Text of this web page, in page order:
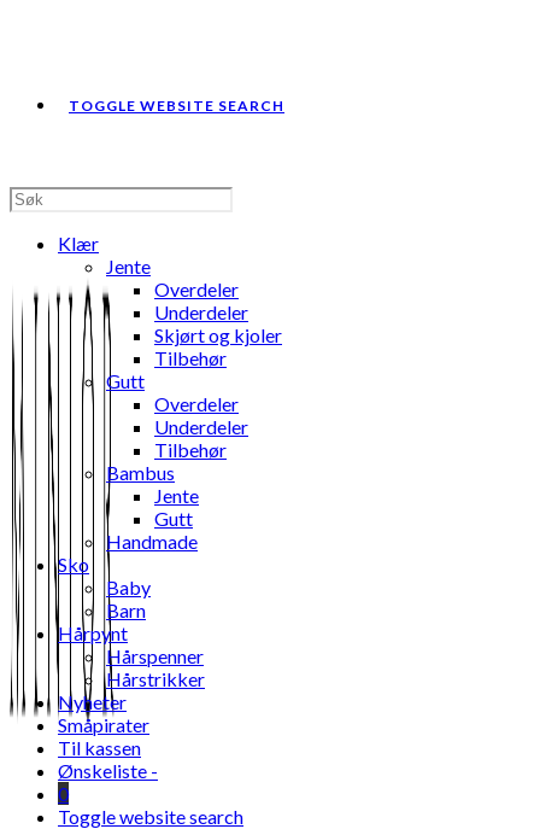
TOGGLE WEBSITE SEARCH
Klær
Jente
Overdeler
Underdeler
Skjørt og kjoler
Tilbehør
Gutt
Overdeler
Underdeler
Tilbehør
Bambus
Jente
Gutt
Handmade
Sko
Baby
Barn
Hårpynt
Hårspenner
Hårstrikker
Nyheter
Småpirater
Til kassen
Ønskeliste -
0
Toggle website search